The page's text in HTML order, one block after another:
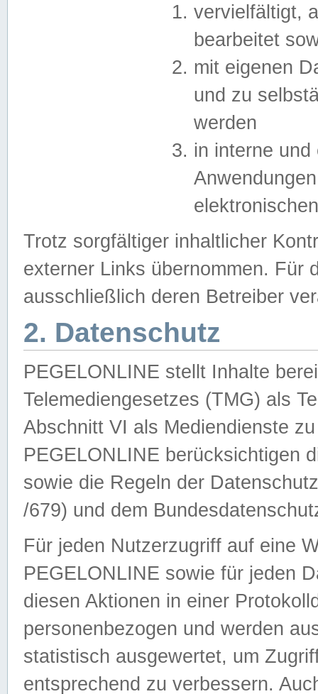
vervielfältigt,
bearbeitet
mit eigenen
und zu
werden
in interne
Trotz sorgfältiger inhaltlicher
externer Links übernommen. Für
ausschließlich deren Betreiber
2. Datenschutz
PEGELONLINE stellt Inhalte
Telemediengesetzes (TMG) als
Abschnitt VI als Mediendienste
PEGELONLINE berücksichtigen
sowie die Regeln der
/679) und dem
Für jeden Nutzerzugriff auf eine
PEGELONLINE sowie für jeden
diesen Aktionen in einer
personenbezogen und werden
statistisch ausgewertet, um
entsprechend zu verbessern.